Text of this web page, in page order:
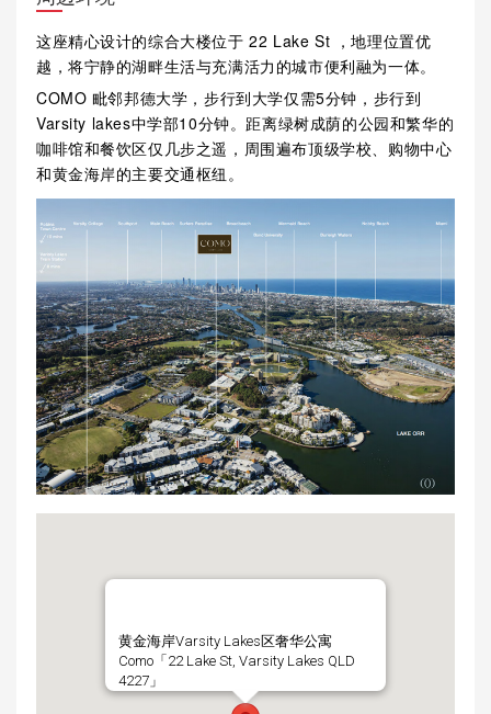
这座精心设计的综合大楼位于 22 Lake St ，地理位置优
越，将宁静的湖畔生活与充满活力的城市便利融为一体。
COMO 毗邻邦德大学，步行到大学仅需5分钟，步行到
Varsity lakes中学部10分钟。距离绿树成荫的公园和繁华的
咖啡馆和餐饮区仅几步之遥，周围遍布顶级学校、购物中心
和黄金海岸的主要交通枢纽。
黄金海岸Varsity Lakes区奢华公寓
Como「22 Lake St, Varsity Lakes QLD
4227」